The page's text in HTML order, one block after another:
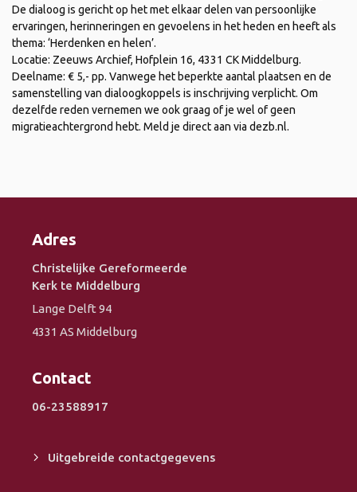
De dialoog is gericht op het met elkaar delen van persoonlijke
ervaringen, herinneringen en gevoelens in het heden en heeft als
thema: ‘Herdenken en helen’.
Locatie: Zeeuws Archief, Hofplein 16, 4331 CK Middelburg.
Deelname: € 5,- pp. Vanwege het beperkte aantal plaatsen en de
samenstelling van dialoogkoppels is inschrijving verplicht. Om
dezelfde reden vernemen we ook graag of je wel of geen
migratieachtergrond hebt. Meld je direct aan via dezb.nl.
Adres
Christelijke Gereformeerde
Kerk te Middelburg
Lange Delft 94
4331 AS Middelburg
Contact
06-23588917
Uitgebreide contactgegevens